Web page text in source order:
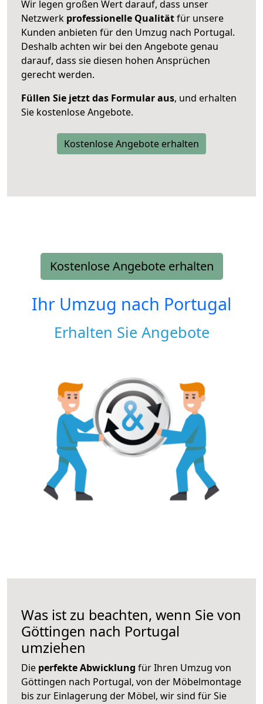
Wir legen großen Wert darauf, dass unser
Netzwerk professionelle Qualitätfür unsere
Kunden anbieten für den Umzug nach Portugal.
Deshalb achten wir bei den Angebote genau
darauf, dass sie diesen hohen Ansprüchen
gerecht werden.
Füllen Sie jetzt das Formular aus, und erhalten
Sie kostenlose Angebote.
Kostenlose Angebote erhalten
Kostenlose Angebote erhalten
Ihr Umzug nach Portugal
Erhalten Sie Angebote
Was ist zu beachten, wenn Sie von
Göttingen nach Portugal
umziehen
Die perfekte Abwicklung für Ihren Umzug von
Göttingen nach Portugal, von der Möbelmontage
bis zur Einlagerung der Möbel, wir sind für Sie